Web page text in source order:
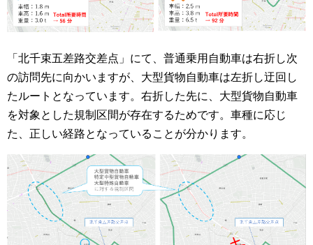
「北千束五差路交差点」にて、普通乗用自動車は右折し次
の訪問先に向かいますが、大型貨物自動車は左折し迂回し
たルートとなっています。右折した先に、大型貨物自動車
を対象とした規制区間が存在するためです。車種に応じ
た、正しい経路となっていることが分かります。